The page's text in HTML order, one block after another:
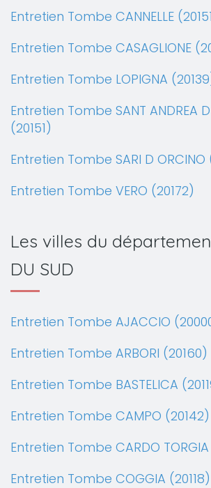
Entretien Tombe CANNELLE
Entretien Tombe CASAGLIONE
Entretien Tombe LOPIGNA
Entretien Tombe SANT ANDREA
(20151)
Entretien Tombe SARI D ORCINO
Entretien Tombe VERO (20172)
Les villes du
DU SUD
Entretien Tombe AJACCIO
Entretien Tombe ARBORI (20160)
Entretien Tombe BASTELICA
Entretien Tombe CAMPO (20142)
Entretien Tombe CARDO
Entretien Tombe COGGIA (20118)